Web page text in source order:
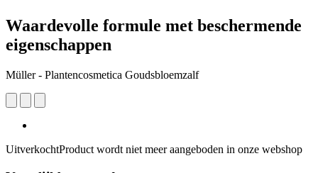
Waardevolle formule met beschermende
eigenschappen
Müller - Plantencosmetica Goudsbloemzalf
UitverkochtProduct wordt niet meer aangeboden in onze webshop